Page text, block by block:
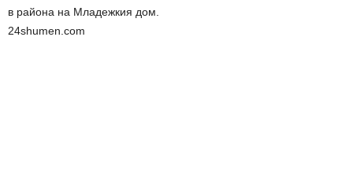
в района на Младежкия дом.
24shumen.com